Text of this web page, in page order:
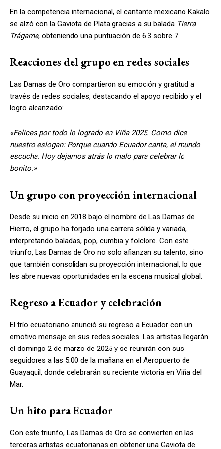
En la competencia internacional, el cantante mexicano Kakalo
se alzó con la Gaviota de Plata gracias a su balada Tierra
Trágame, obteniendo una puntuación de 6.3 sobre 7.
Reacciones del grupo en redes sociales
Las Damas de Oro compartieron su emoción y gratitud a
través de redes sociales, destacando el apoyo recibido y el
logro alcanzado:
«Felices por todo lo logrado en Viña 2025. Como dice
nuestro eslogan: Porque cuando Ecuador canta, el mundo
escucha. Hoy dejamos atrás lo malo para celebrar lo
bonito.»
Un grupo con proyección internacional
Desde su inicio en 2018 bajo el nombre de Las Damas de
Hierro, el grupo ha forjado una carrera sólida y variada,
interpretando baladas, pop, cumbia y folclore. Con este
triunfo, Las Damas de Oro no solo afianzan su talento, sino
que también consolidan su proyección internacional, lo que
les abre nuevas oportunidades en la escena musical global.
Regreso a Ecuador y celebración
El trío ecuatoriano anunció su regreso a Ecuador con un
emotivo mensaje en sus redes sociales. Las artistas llegarán
el domingo 2 de marzo de 2025 y se reunirán con sus
seguidores a las 5:00 de la mañana en el Aeropuerto de
Guayaquil, donde celebrarán su reciente victoria en Viña del
Mar.
Un hito para Ecuador
Con este triunfo, Las Damas de Oro se convierten en las
terceras artistas ecuatorianas en obtener una Gaviota de